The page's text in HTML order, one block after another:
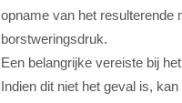
opname van het resulterende
borstweringsdruk.
Een belangrijke vereiste bij
Indien dit niet het geval is,